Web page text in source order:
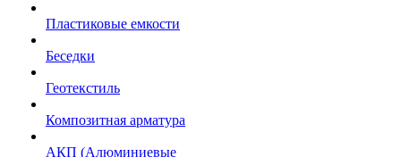
Пластиковые емкости
Беседки
Геотекстиль
Композитная арматура
АКП (Алюминиевые